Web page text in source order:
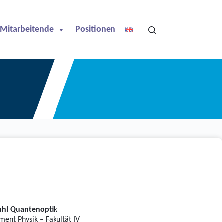
Mitarbeitende Positionen
Quantenoptik
Physik – Fakultät IV